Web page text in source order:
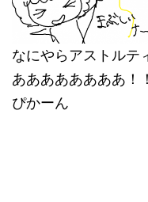
なにやらアストルテ
ああああああああ！
ぴかーん